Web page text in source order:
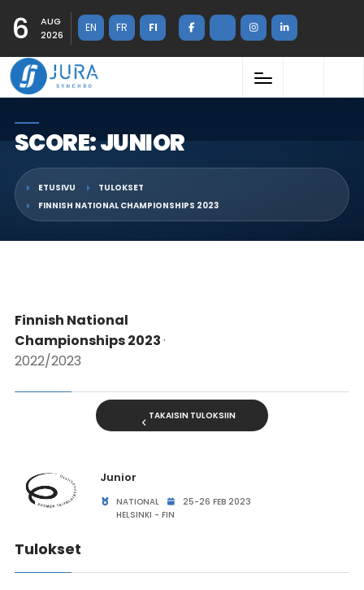
6
AUG
2026
EN FR FI
SCORE: JUNIOR
ETUSIVU
TULOKSET
FINNISH NATIONAL CHAMPIONSHIPS 2023
Finnish National
Championships 2023·
2022/2023
TAKAISIN TULOKSIIN
Junior
NATIONAL
25-26 FEB 2023
HELSINKI - FIN
Tulokset